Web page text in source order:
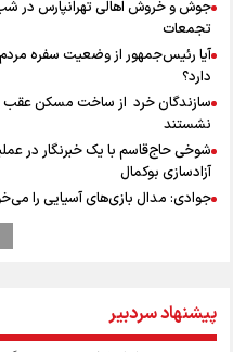
تجمعات
آیا رئیس‌جمهور از وضعیت سفره
دارد؟
سازندگان خرد از ساخت مسکن عقب
نشستند
شوخی حاج‌قاسم با یک خبرنگار در
آزادسازی بوکمال
جوادی: مدال بازی‌های آسیایی را
بهداد سلیمی شرایط ورزشکار را درک
ابوباقر، جانشین فرمانده نیروی
ابوباقر: دشمن در براندازی، اغتشاشات
و اهداف نظامی به نتیجه نرسید
پیشنهاد سردبیر